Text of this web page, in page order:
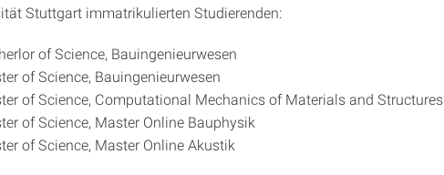
Stuttgart immatrikulierten Studierenden:
of Science, Bauingenieurwesen
of Science, Bauingenieurwesen
of Science, Computational Mechanics of Materials and Structures
of Science, Master Online Bauphysik
of Science, Master Online Akustik